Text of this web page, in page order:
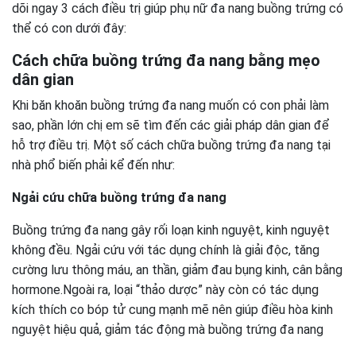
dõi ngay 3 cách điều trị giúp phụ nữ đa nang buồng trứng có
thể có con dưới đây:
Cách chữa buồng trứng đa nang bằng mẹo
dân gian
Khi băn khoăn buồng trứng đa nang muốn có con phải làm
sao, phần lớn chị em sẽ tìm đến các giải pháp dân gian để
hỗ trợ điều trị. Một số cách chữa buồng trứng đa nang tại
nhà phổ biến phải kể đến như:
Ngải cứu chữa buồng trứng đa nang
Buồng trứng đa nang gây rối loạn kinh nguyệt, kinh nguyệt
không đều. Ngải cứu với tác dụng chính là giải độc, tăng
cường lưu thông máu, an thần, giảm đau bụng kinh, cân bằng
hormone.Ngoài ra, loại “thảo dược” này còn có tác dụng
kích thích co bóp tử cung mạnh mẽ nên giúp điều hòa kinh
nguyệt hiệu quả, giảm tác động mà buồng trứng đa nang